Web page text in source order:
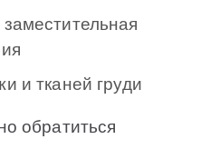
и тканей груди
обратиться